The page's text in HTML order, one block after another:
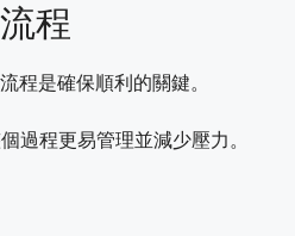
程
程是確保順利的關鍵。
過程更易管理並減少壓力。